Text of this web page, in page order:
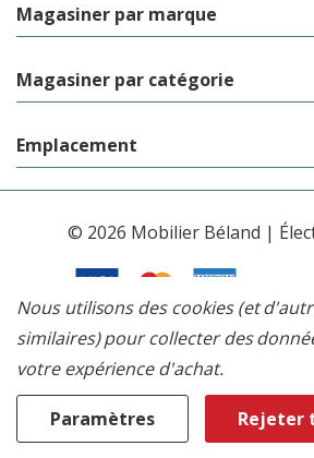
Magasiner par marque
Magasiner par catégorie
Emplacement
© 2026 Mobilier Béland |
Nous utilisons des cookies (et
similaires) pour collecter des
votre expérience d'achat.
Paramètres Rejeter